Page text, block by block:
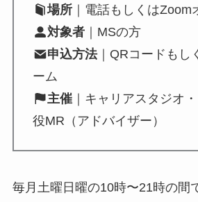
場所 ｜電話もしくはZoom
対象者 ｜MSの方
申込方法｜QRコードもし
ーム
主催 ｜キャリアスタジオ
役MR（アドバイザー）
毎月土曜日曜の10時〜21時の間